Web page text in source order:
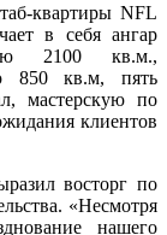
квартиры NFL
в себя ангар
2100 кв.м.,
850 кв.м, пять
мастерскую по
клиентов
восторг по
«Несмотря
нашего